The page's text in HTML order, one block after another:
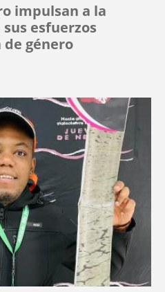
impulsan a la
esfuerzos
género